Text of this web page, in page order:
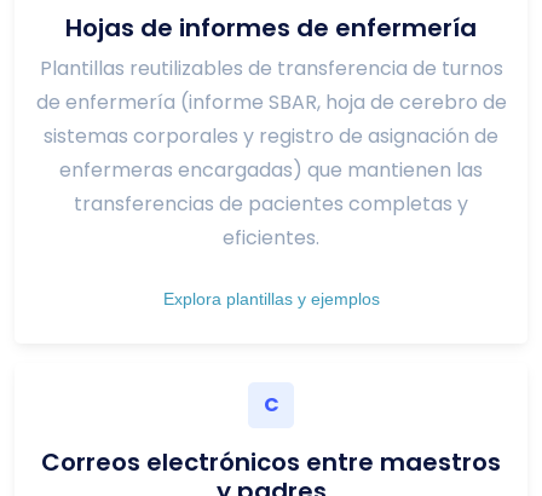
Hojas de informes de enfermería
Plantillas reutilizables de transferencia de turnos
de enfermería (informe SBAR, hoja de cerebro de
sistemas corporales y registro de asignación de
enfermeras encargadas) que mantienen las
transferencias de pacientes completas y
eficientes.
Explora plantillas y ejemplos
C
Correos electrónicos entre maestros